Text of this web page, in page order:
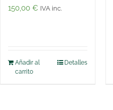
150,00 € IVA inc.
Añadir al
carrito
Detalles